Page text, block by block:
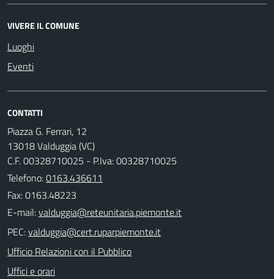
VIVERE IL COMUNE
Luoghi
Eventi
CONTATTI
Piazza G. Ferrari, 12
13018 Valduggia (VC)
C.F. 00328710025 - P.Iva: 00328710025
Telefono:0163.436611
Fax: 0163.48223
E-mail:
PEC:
Ufficio Relazioni con il Pubblico
Uffici e orari